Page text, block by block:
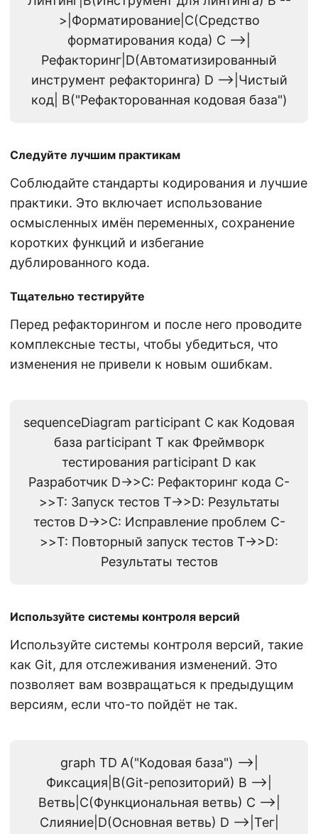
>|Форматирование|C(Средство
форматирования кода) C -->|
Рефакторинг|D(Автоматизированный
инструмент рефакторинга) D -->|Чистый
код| B("Рефакторованная кодовая база")
Следуйте лучшим практикам
Соблюдайте стандарты кодирования и лучшие
практики. Это включает использование
осмысленных имён переменных, сохранение
коротких функций и избегание
дублированного кода.
Тщательно тестируйте
Перед рефакторингом и после него проводите
комплексные тесты, чтобы убедиться, что
изменения не привели к новым ошибкам.
sequenceDiagram participant C как Кодовая
база participant T как Фреймворк
тестирования participant D как
Разработчик D->>C: Рефакторинг кода C-
>>T: Запуск тестов T->>D: Результаты
тестов D->>C: Исправление проблем C-
>>T: Повторный запуск тестов T->>D:
Результаты тестов
Используйте системы контроля версий
Используйте системы контроля версий, такие
как Git, для отслеживания изменений. Это
позволяет вам возвращаться к предыдущим
версиям, если что-то пойдёт не так.
graph TD A("Кодовая база") -->|
Фиксация|B(Git-репозиторий) B -->|
Ветвь|C(Функциональная ветвь) C -->|
Слияние|D(Основная ветвь) D -->|Тег|